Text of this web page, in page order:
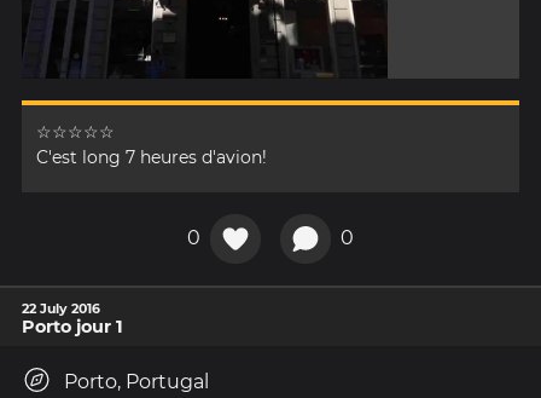
☆☆☆☆☆
C'est long 7 heures d'avion!
0 0
22 July 2016
Porto jour 1
Porto, Portugal